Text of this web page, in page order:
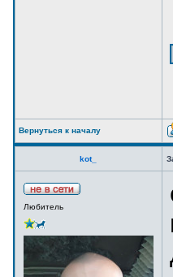
Вернуться к началу
kot_
Любитель